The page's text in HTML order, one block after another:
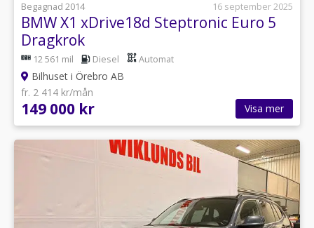
Begagnad 2014
16 september 2025
BMW X1 xDrive18d Steptronic Euro 5
Dragkrok
12 561 mil Diesel Automat
Bilhuset i Örebro AB
fr. 2 414 kr/mån
149 000 kr Visa mer